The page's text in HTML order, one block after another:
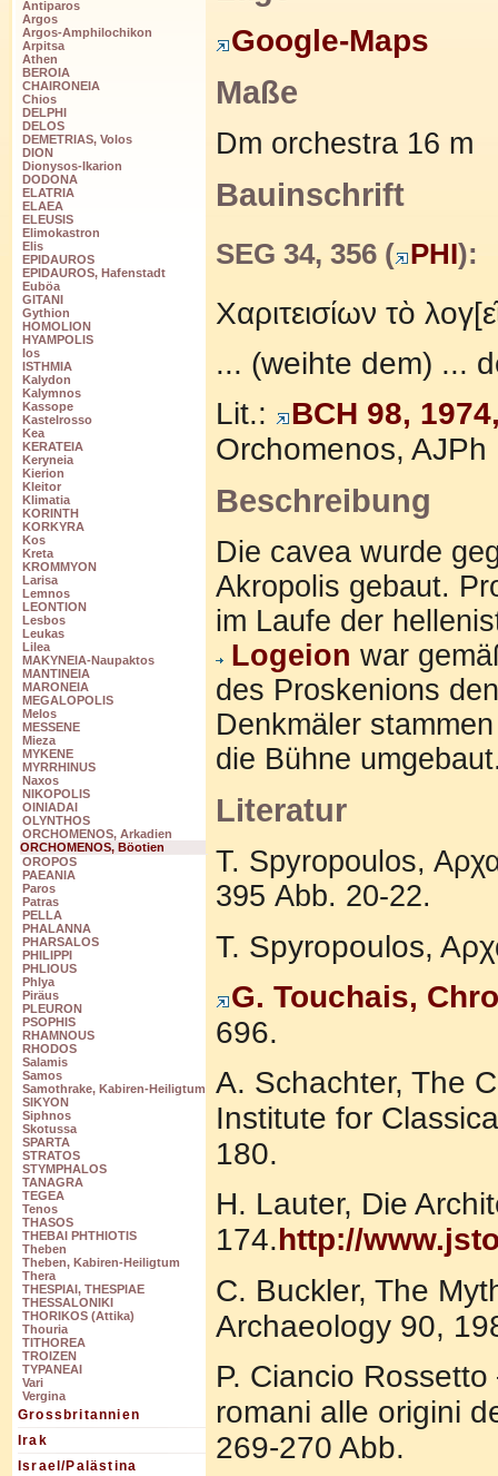
Antiparos
Argos
Argos-Amphilochikon
Arpitsa
Athen
BEROIA
CHAIRONEIA
Chios
DELPHI
DELOS
DEMETRIAS, Volos
DION
Dionysos-Ikarion
DODONA
ELATRIA
ELAEA
ELEUSIS
Elimokastron
Elis
EPIDAUROS
EPIDAUROS, Hafenstadt
Euböa
GITANI
Gythion
HOMOLION
HYAMPOLIS
Ios
ISTHMIA
Kalydon
Kalymnos
Kassope
Kastelrosso
Kea
KERATEIA
Keryneia
Kierion
Kleitor
Klimatia
KORINTH
KORKYRA
Kos
Kreta
KROMMYON
Larisa
Lemnos
LEONTION
Lesbos
Leukas
Lilea
MAKYNEIA-Naupaktos
MANTINEIA
MARONEIA
MEGALOPOLIS
Melos
MESSENE
Mieza
MYKENE
MYRRHINUS
Naxos
NIKOPOLIS
OINIADAI
OLYNTHOS
ORCHOMENOS, Arkadien
ORCHOMENOS, Böotien
OROPOS
PAEANIA
Paros
Patras
PELLA
PHALANNA
PHARSALOS
PHILIPPI
PHLIOUS
Phlya
Piräus
PLEURON
PSOPHIS
RHAMNOUS
RHODOS
Salamis
Samos
Samothrake, Kabiren-Heiligtum
SIKYON
Siphnos
Skotussa
SPARTA
STRATOS
STYMPHALOS
TANAGRA
TEGEA
Tenos
THASOS
THEBAI PHTHIOTIS
Theben
Theben, Kabiren-Heiligtum
Thera
THESPIAI, THESPIAE
THESSALONIKI
THORIKOS (Attika)
Thouria
TITHOREA
TROIZEN
TYPANEAI
Vari
Vergina
Grossbritannien
Irak
Israel/Palästina
Google-Maps
Maße
Dm orchestra 16 m
Bauinschrift
SEG 34, 356 ( PHI):
Χαριτεισίων τὸ
... (weihte dem) ...
Lit.:
BCH 98,
Orchomenos,
Beschreibung
Die cavea wurde
Akropolis gebaut.
im Laufe der
Logeion war
des Proskenions
Denkmäler
die Bühne
Literatur
T. Spyropoulos,
395 Abb. 20-22.
T. Spyropoulos,
G. Touchais,
696.
A. Schachter, The
Institute for
180.
H. Lauter, Die
174. http://
C. Buckler, The
Archaeology 90,
P. Ciancio
romani alle origini
269-270 Abb.